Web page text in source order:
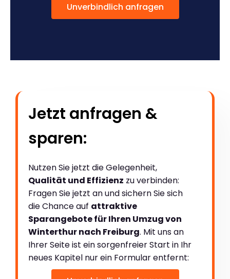
Unverbindlich anfragen
Jetzt anfragen &
sparen:
Nutzen Sie jetzt die Gelegenheit,
Qualität und Effizienz zu verbinden:
Fragen Sie jetzt an und sichern Sie sich
die Chance auf attraktive
Sparangebote für Ihren Umzug von
Winterthur nach Freiburg. Mit uns an
Ihrer Seite ist ein sorgenfreier Start in Ihr
neues Kapitel nur ein Formular entfernt: